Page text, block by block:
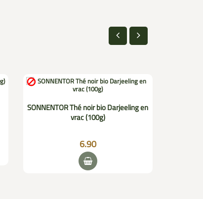

SONNENTOR Thé noir bio Darjeeling en
vrac (100g)
6.90